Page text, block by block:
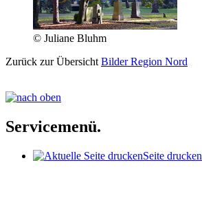
© Juliane Bluhm
Zurück zur Übersicht Bilder Region Nord
Servicemenü.
Seite drucken